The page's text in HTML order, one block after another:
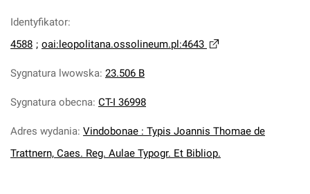
Identyfikator:
4588 ; oai:leopolitana.ossolineum.pl:4643
Sygnatura lwowska: 23.506 B
Sygnatura obecna: CT-I 36998
Adres wydania: Vindobonae : Typis Joannis Thomae de
Trattnern, Caes. Reg. Aulae Typogr. Et Bibliop.